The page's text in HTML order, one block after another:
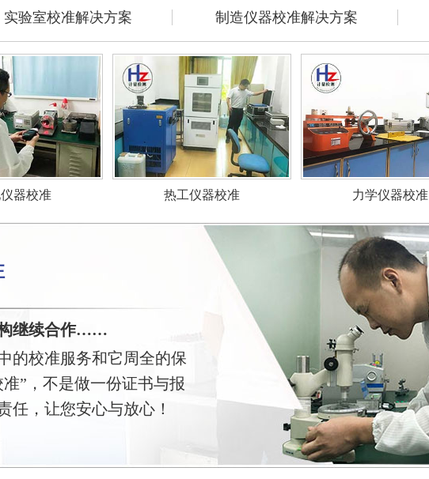
实验室校准解决方案 制造仪器校准解决方案
器校准 热工仪器校准 力学仪器校准
构继续合作……
的校准服务和它周全的保
”，不是做一份证书与报
任，让您安心与放心！